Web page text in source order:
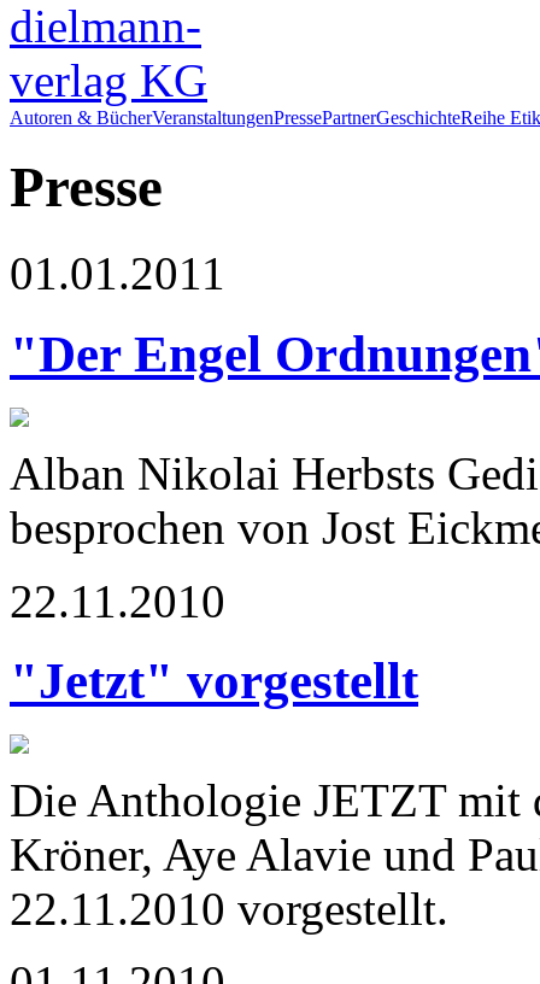
Autoren & BücherVeranstaltungenPressePartnerGeschichteReihe
Presse
01.01.2011
"Der Engel
Alban Nikolai Herbsts
besprochen von Jost
22.11.2010
"Jetzt" vorgestellt
Die Anthologie JETZT mit
Kröner, Aye Alavie und
22.11.2010 vorgestellt.